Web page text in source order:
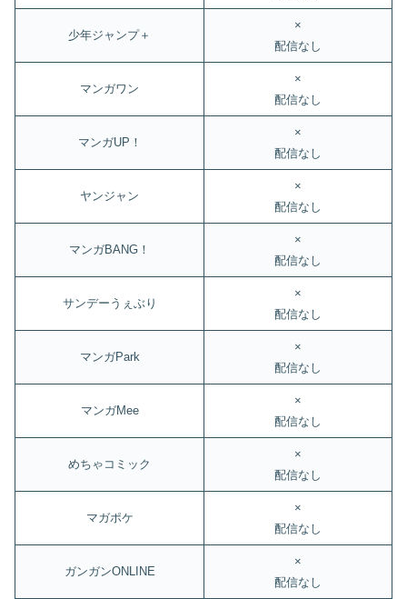
少年ジャンプ＋
×
配信なし
マンガワン
×
配信なし
マンガUP！
×
配信なし
ヤンジャン
×
配信なし
マンガBANG！
×
配信なし
サンデーうぇぶり
×
配信なし
マンガPark
×
配信なし
マンガMee
×
配信なし
めちゃコミック
×
配信なし
マガポケ
×
配信なし
ガンガンONLINE
×
配信なし